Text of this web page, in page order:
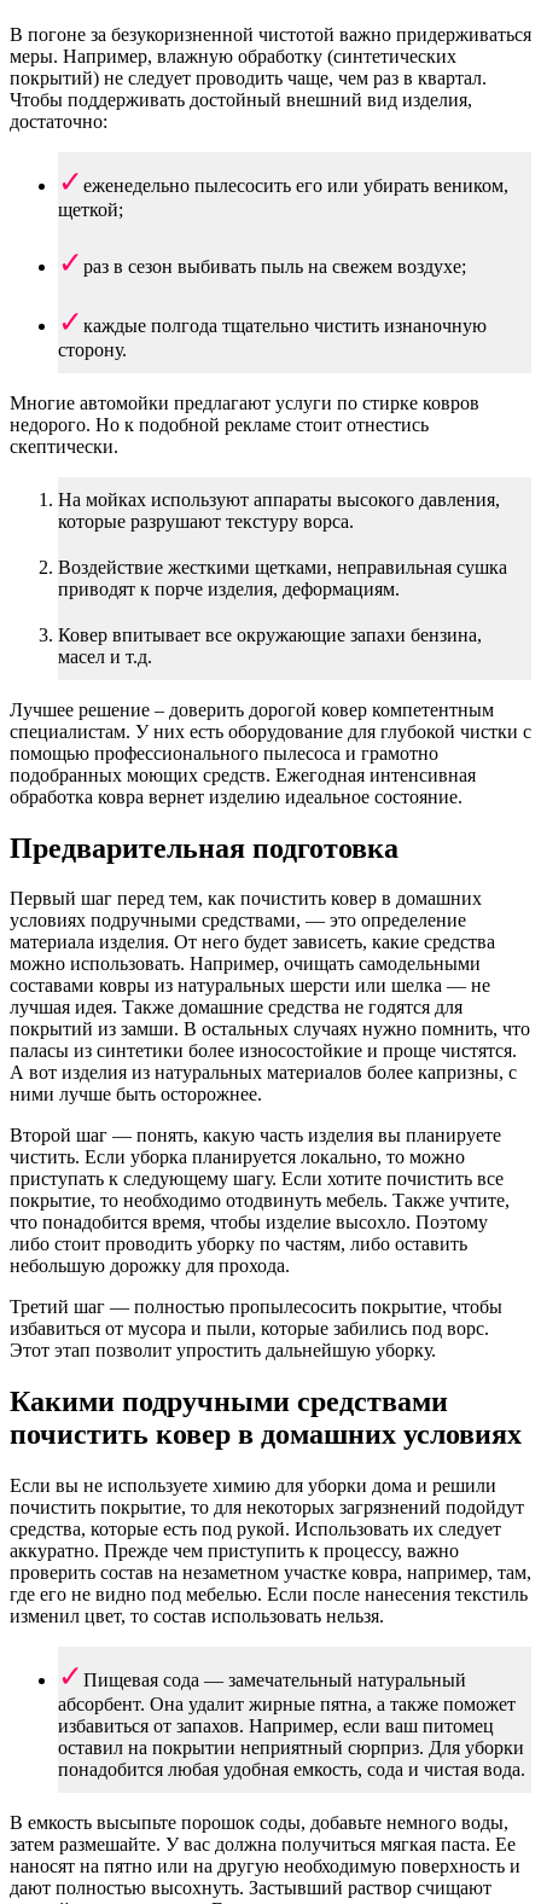
В погоне за безукоризненной чистотой важно придерживаться
меры. Например, влажную обработку (синтетических
покрытий) не следует проводить чаще, чем раз в квартал.
Чтобы поддерживать достойный внешний вид изделия,
достаточно:
еженедельно пылесосить его или убирать веником,
щеткой;
раз в сезон выбивать пыль на свежем воздухе;
каждые полгода тщательно чистить изнаночную
сторону.
Многие автомойки предлагают услуги по стирке ковров
недорого. Но к подобной рекламе стоит отнестись
скептически.
На мойках используют аппараты высокого давления,
которые разрушают текстуру ворса.
Воздействие жесткими щетками, неправильная сушка
приводят к порче изделия, деформациям.
Ковер впитывает все окружающие запахи бензина,
масел и т.д.
Лучшее решение – доверить дорогой ковер компетентным
специалистам. У них есть оборудование для глубокой чистки с
помощью профессионального пылесоса и грамотно
подобранных моющих средств. Ежегодная интенсивная
обработка ковра вернет изделию идеальное состояние.
Предварительная подготовка
Первый шаг перед тем, как почистить ковер в домашних
условиях подручными средствами, — это определение
материала изделия. От него будет зависеть, какие средства
можно использовать. Например, очищать самодельными
составами ковры из натуральных шерсти или шелка — не
лучшая идея. Также домашние средства не годятся для
покрытий из замши. В остальных случаях нужно помнить, что
паласы из синтетики более износостойкие и проще чистятся.
А вот изделия из натуральных материалов более капризны, с
ними лучше быть осторожнее.
Второй шаг — понять, какую часть изделия вы планируете
чистить. Если уборка планируется локально, то можно
приступать к следующему шагу. Если хотите почистить все
покрытие, то необходимо отодвинуть мебель. Также учтите,
что понадобится время, чтобы изделие высохло. Поэтому
либо стоит проводить уборку по частям, либо оставить
небольшую дорожку для прохода.
Третий шаг — полностью пропылесосить покрытие, чтобы
избавиться от мусора и пыли, которые забились под ворс.
Этот этап позволит упростить дальнейшую уборку.
Какими подручными средствами
почистить ковер в домашних условиях
Если вы не используете химию для уборки дома и решили
почистить покрытие, то для некоторых загрязнений подойдут
средства, которые есть под рукой. Использовать их следует
аккуратно. Прежде чем приступить к процессу, важно
проверить состав на незаметном участке ковра, например, там,
где его не видно под мебелью. Если после нанесения текстиль
изменил цвет, то состав использовать нельзя.
Пищевая сода — замечательный натуральный
абсорбент. Она удалит жирные пятна, а также поможет
избавиться от запахов. Например, если ваш питомец
оставил на покрытии неприятный сюрприз. Для уборки
понадобится любая удобная емкость, сода и чистая вода.
В емкость высыпьте порошок соды, добавьте немного воды,
затем размешайте. У вас должна получиться мягкая паста. Ее
наносят на пятно или на другую необходимую поверхность и
дают полностью высохнуть. Застывший раствор счищают